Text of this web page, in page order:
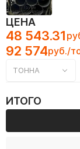
ЦЕНА
48 543.31
92 574руб./
ТОННА
ИТОГО